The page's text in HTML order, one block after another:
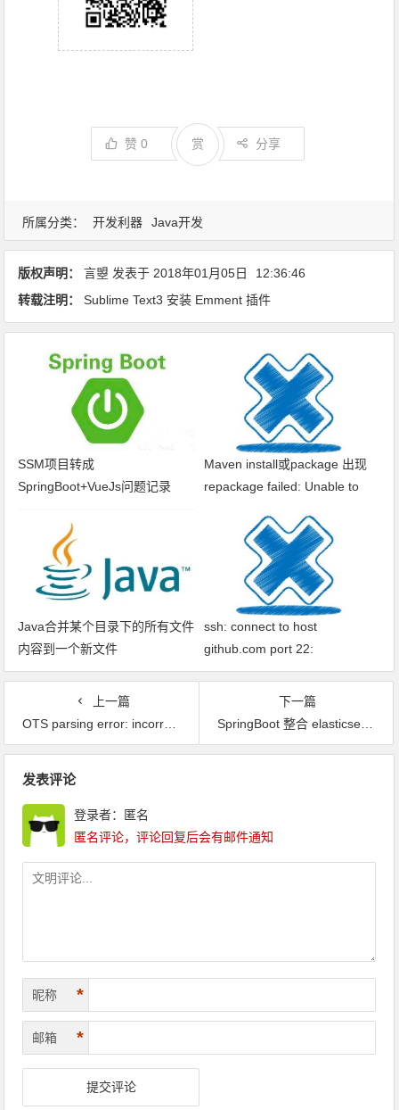
赞0 分享
赏
所属分类： 开发利器 Java开发
版权声明： 言曌 发表于 2018年01月05日
12:36:46
转载注明：
Sublime Text3 安装 Emment 插件
SSM项目转成
SpringBoot+VueJs问题记录
Maven install或package 出现
repackage failed: Unable to
Java合并某个目录下的所有文件
内容到一个新文件
ssh: connect to host
github.com port 22:
Connection timed out fatal: xxx
上一篇
OTS parsing error: incorrect entrySelector for table directory报错解决，font-awesome字体图标无法显示
下一篇
SpringBoot 整合 elasticsearch 实例
发表评论
登录者：匿名
匿名评论，评论回复后会有邮件通知
昵称 *
邮箱 *